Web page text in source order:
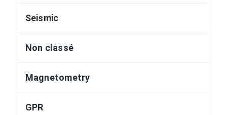
Seismic
Non classé
Magnetometry
GPR